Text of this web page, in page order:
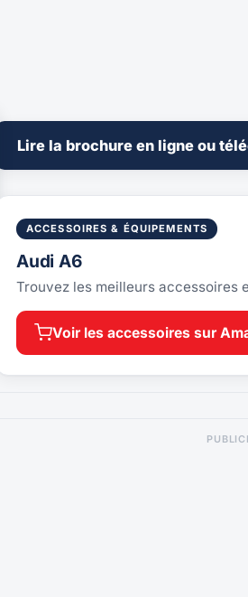
Lire la brochure en ligne ou
ACCESSOIRES & ÉQUIPEMENTS
Audi A6
Trouvez les meilleurs accessoires
Voir les accessoires sur